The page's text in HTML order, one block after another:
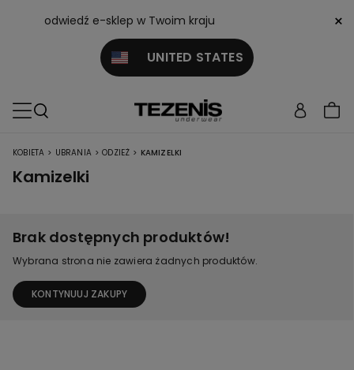
odwiedź e-sklep w Twoim kraju
UNITED STATES
×
KOBIETA > UBRANIA > ODZIEŻ > KAMIZELKI
Kamizelki
Brak dostępnych produktów!
Wybrana strona nie zawiera żadnych produktów.
KONTYNUUJ ZAKUPY